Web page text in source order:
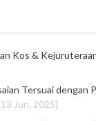
Kos &
Tersuai dengan
Jun, 2025]